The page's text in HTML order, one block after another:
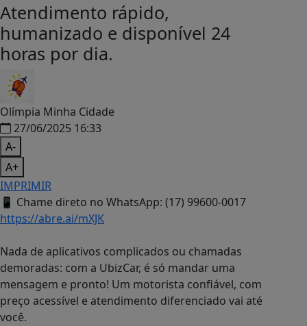
Atendimento rápido,
humanizado e disponível 24
horas por dia.
Olímpia Minha Cidade
27/06/2025 16:33
A-
A+
IMPRIMIR
📱 Chame direto no WhatsApp: (17) 99600-0017
https://abre.ai/mXJK
Nada de aplicativos complicados ou chamadas
demoradas: com a UbizCar, é só mandar uma
mensagem e pronto! Um motorista confiável, com
preço acessível e atendimento diferenciado vai até
você.